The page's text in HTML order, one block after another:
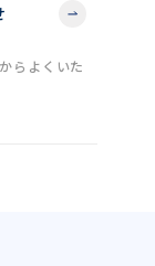
らよくいた